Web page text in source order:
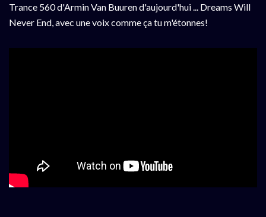
Trance 560 d'Armin Van Buuren d'aujourd'hui ... Dreams Will
Never End, avec une voix comme ça tu m'étonnes!